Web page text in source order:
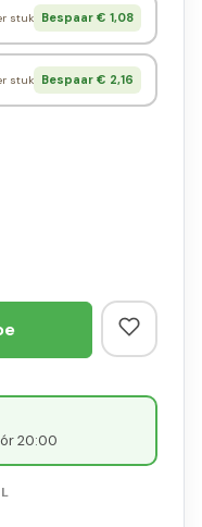
stuk Bespaar € 1,08
stuk Bespaar € 2,16
20:00